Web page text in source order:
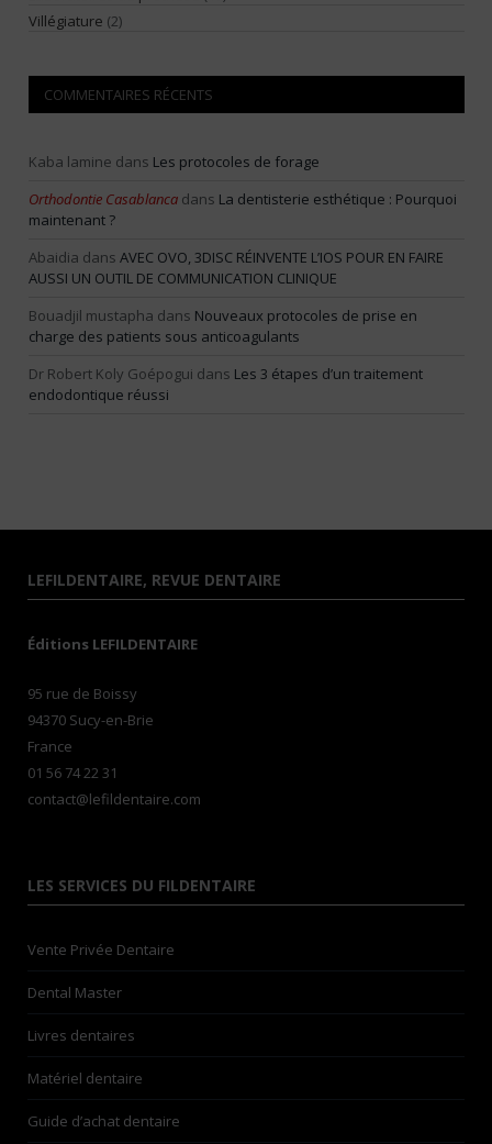
Villégiature (2)
COMMENTAIRES RÉCENTS
Kaba lamine dans Les protocoles de forage
Orthodontie Casablanca dans La dentisterie esthétique : Pourquoi
maintenant ?
Abaidia dans AVEC OVO, 3DISC RÉINVENTE L’IOS POUR EN FAIRE
AUSSI UN OUTIL DE COMMUNICATION CLINIQUE
Bouadjil mustapha dans Nouveaux protocoles de prise en
charge des patients sous anticoagulants
Dr Robert Koly Goépogui dans Les 3 étapes d’un traitement
endodontique réussi
LEFILDENTAIRE, REVUE DENTAIRE
Éditions LEFILDENTAIRE
95 rue de Boissy
94370 Sucy-en-Brie
France
01 56 74 22 31
contact@lefildentaire.com
LES SERVICES DU FILDENTAIRE
Vente Privée Dentaire
Dental Master
Livres dentaires
Matériel dentaire
Guide d’achat dentaire